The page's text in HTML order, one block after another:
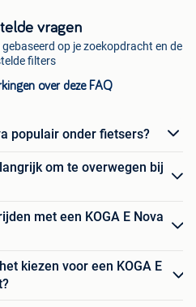
vragen
op je zoekopdracht en de
filters
over deze FAQ
populair onder fietsers?
om te overwegen bij
met een KOGA E Nova
kiezen voor een KOGA E